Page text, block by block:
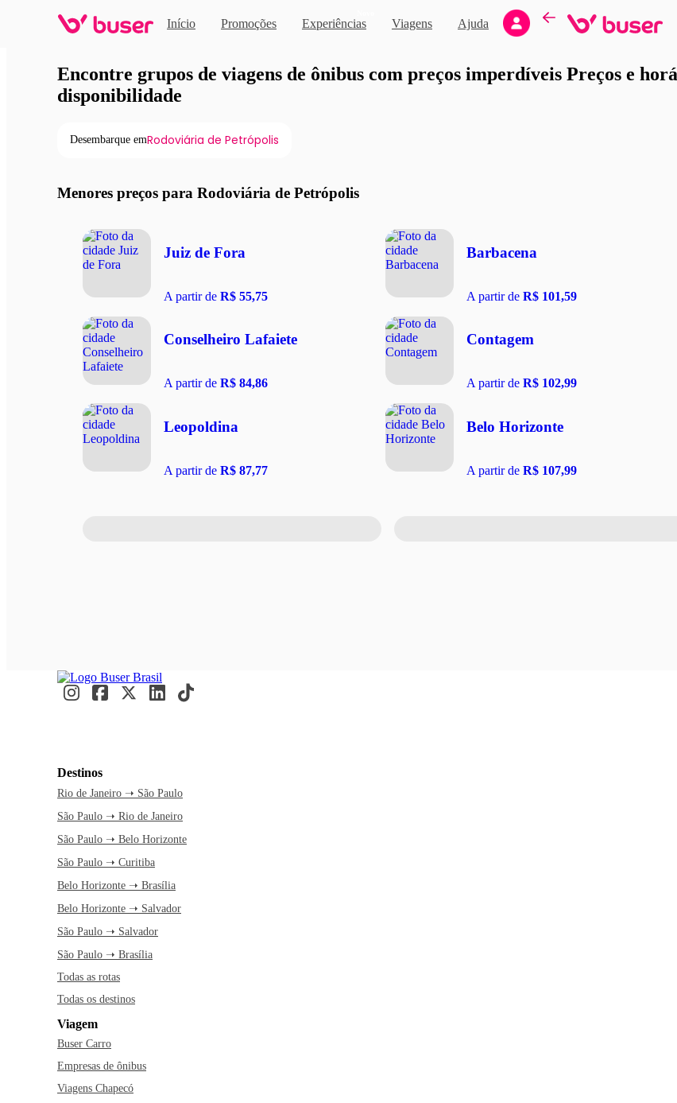
Início Promoções Experiências Viagens Ajuda
Viagens de ônibus em promoção
Encontre grupos de viagens de ônibus com preços imperdíveis Preços e
disponibilidade
Desembarque emRodoviária de Petrópolis
Menores preços para Rodoviária de Petrópolis
Juiz de Fora
A partir de R$ 55,75
Conselheiro Lafaiete
A partir de R$ 84,86
Leopoldina
A partir de R$ 87,77
Barbacena
A partir deR$ 101,59
Contagem
A partir deR$ 102,99
Belo Horizonte
A partir deR$ 107,99
Destinos
Rio de Janeiro ➝ São Paulo
São Paulo ➝ Rio de Janeiro
São Paulo ➝ Belo Horizonte
São Paulo ➝ Curitiba
Belo Horizonte ➝ Brasília
Belo Horizonte ➝ Salvador
São Paulo ➝ Salvador
São Paulo ➝ Brasília
Todas as rotas
Todas os destinos
Viagem
Buser Carro
Empresas de ônibus
Viagens Chapecó